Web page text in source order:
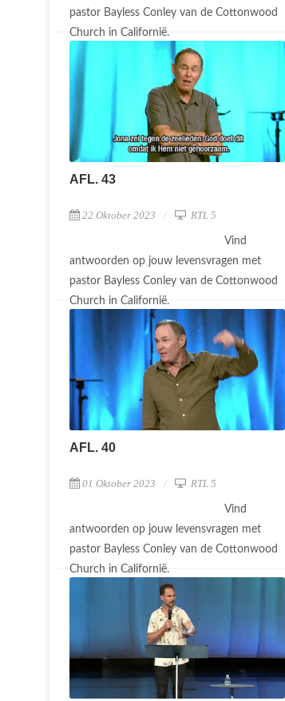
pastor Bayless Conley van de Cottonwood
Church in Californië.
AFL. 43
22 Oktober 2023 RTL 5
Vind
antwoorden op jouw levensvragen met
pastor Bayless Conley van de Cottonwood
Church in Californië.
AFL. 40
01 Oktober 2023 RTL 5
Vind
antwoorden op jouw levensvragen met
pastor Bayless Conley van de Cottonwood
Church in Californië.